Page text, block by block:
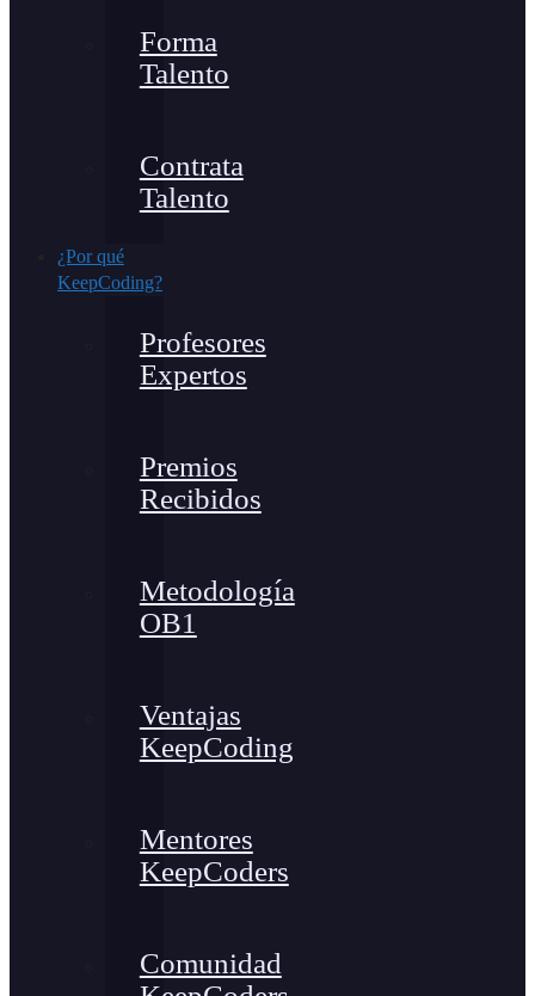
Forma
Talento
Contrata
Talento
¿Por qué
KeepCoding?
Profesores
Expertos
Premios
Recibidos
Metodología
OB1
Ventajas
KeepCoding
Mentores
KeepCoders
Comunidad